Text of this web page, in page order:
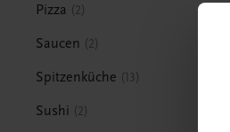
Pizza 2
Saucen 2
Spitzenküche 13
Sushi 2